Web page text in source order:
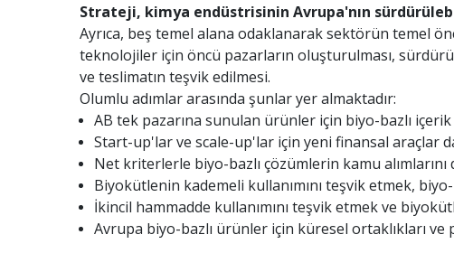
Strateji, kimya endüstrisinin Avrupa'nın
Ayrıca, beş temel alana odaklanarak sektörün temel
teknolojiler için öncü pazarların oluşturulması,
ve teslimatın teşvik edilmesi.
Olumlu adımlar arasında şunlar yer almaktadır:
AB tek pazarına sunulan ürünler için biyo-bazlı
Start-up'lar ve scale-up'lar için yeni finansal araçlar
Net kriterlerle biyo-bazlı çözümlerin kamu alımlarını
Biyokütlenin kademeli kullanımını teşvik etmek,
İkincil hammadde kullanımını teşvik etmek ve
Avrupa biyo-bazlı ürünler için küresel ortaklıkları